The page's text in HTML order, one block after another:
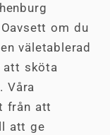
om du
väletablerad
att sköta
Våra
från att
att ge